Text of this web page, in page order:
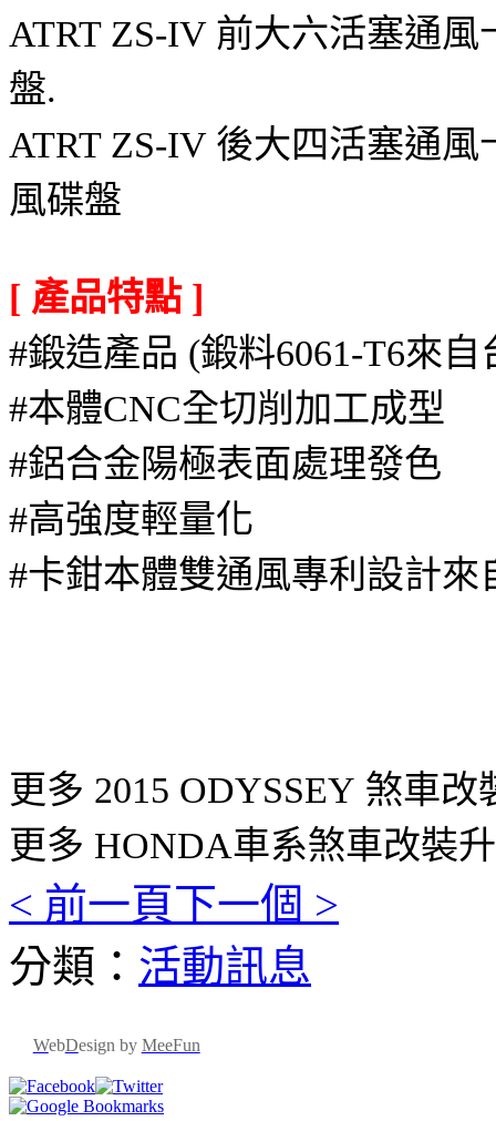
ATRT ZS-IV 前大六活塞通
盤.
ATRT ZS-IV 後大四活塞通
風碟盤
[ 產品特點 ]
#鍛造產品 (鍛料6061-T6
#本體CNC全切削
#鋁合金陽極表面
#高強度輕
#卡鉗本體雙通風專利設計來
更多 2015 ODYSSEY 煞車
更多 HONDA車系煞車改裝
< 前一頁下一個 >
分類： 活動訊息
WebDesign by MeeFun